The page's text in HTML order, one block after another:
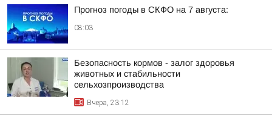
Прогноз погоды в СКФО на 7 августа:
08:03
Безопасность кормов - залог здоровья
животных и стабильности
сельхозпроизводства
Вчера, 23:12